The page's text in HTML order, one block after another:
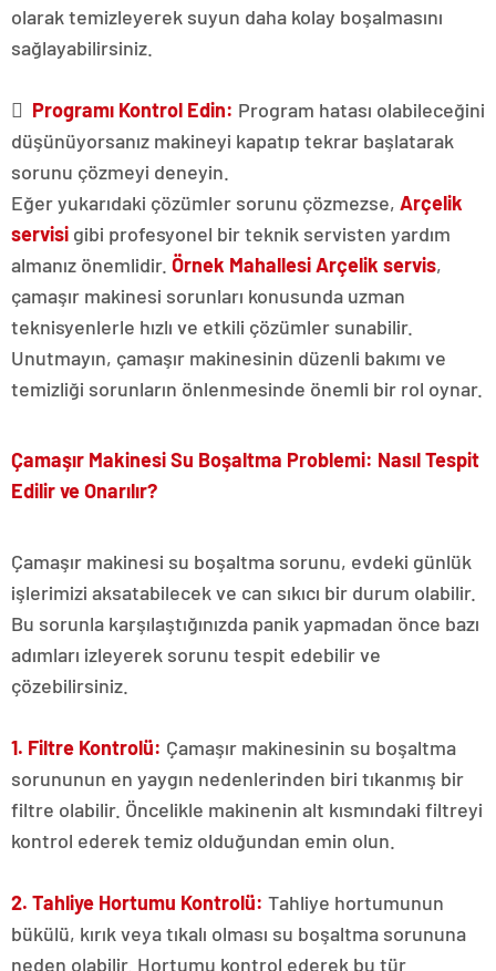
olarak temizleyerek suyun daha kolay boşalmasını
sağlayabilirsiniz.
 Programı Kontrol Edin: Program hatası olabileceğini
düşünüyorsanız makineyi kapatıp tekrar başlatarak
sorunu çözmeyi deneyin.
Eğer yukarıdaki çözümler sorunu çözmezse, Arçelik
servisi gibi profesyonel bir teknik servisten yardım
almanız önemlidir. Örnek Mahallesi Arçelik servis,
çamaşır makinesi sorunları konusunda uzman
teknisyenlerle hızlı ve etkili çözümler sunabilir.
Unutmayın, çamaşır makinesinin düzenli bakımı ve
temizliği sorunların önlenmesinde önemli bir rol oynar.
Çamaşır Makinesi Su Boşaltma Problemi: Nasıl Tespit
Edilir ve Onarılır?
Çamaşır makinesi su boşaltma sorunu, evdeki günlük
işlerimizi aksatabilecek ve can sıkıcı bir durum olabilir.
Bu sorunla karşılaştığınızda panik yapmadan önce bazı
adımları izleyerek sorunu tespit edebilir ve
çözebilirsiniz.
1. Filtre Kontrolü: Çamaşır makinesinin su boşaltma
sorununun en yaygın nedenlerinden biri tıkanmış bir
filtre olabilir. Öncelikle makinenin alt kısmındaki filtreyi
kontrol ederek temiz olduğundan emin olun.
2. Tahliye Hortumu Kontrolü: Tahliye hortumunun
bükülü, kırık veya tıkalı olması su boşaltma sorununa
neden olabilir. Hortumu kontrol ederek bu tür